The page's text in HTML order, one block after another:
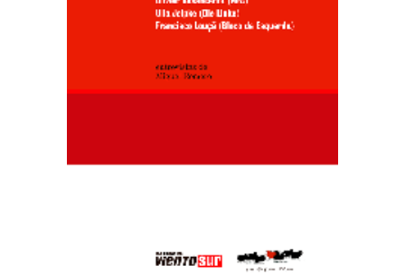
AÑADIR AL CARRITO